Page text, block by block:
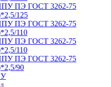
ПЭ ГОСТ 3262-75
125
ПЭ ГОСТ 3262-75
110
ПЭ ГОСТ 3262-75
110
ПЭ ГОСТ 3262-75
90